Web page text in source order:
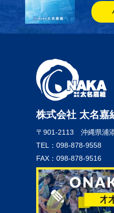
株式会社 太名嘉
〒901-2113 沖縄県浦
TEL：098-878-9558
FAX：098-878-9516